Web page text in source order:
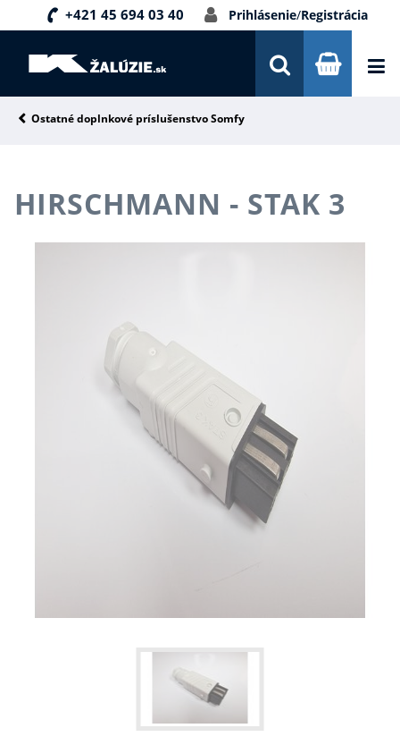
+421 45 694 03 40 Prihlásenie/Registrácia
DOPRAVA A PLATBA
PORADŇA
NOVINKY
Ostatné doplnkové príslušenstvo Somfy
HIRSCHMANN - STAK 3